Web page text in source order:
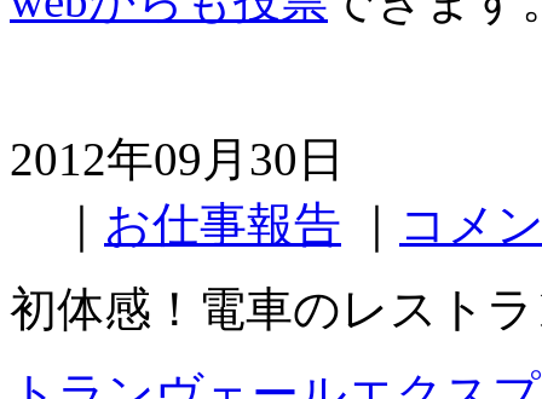
2012年09月30日
お仕事報告
コメ
初体感！電車のレスト